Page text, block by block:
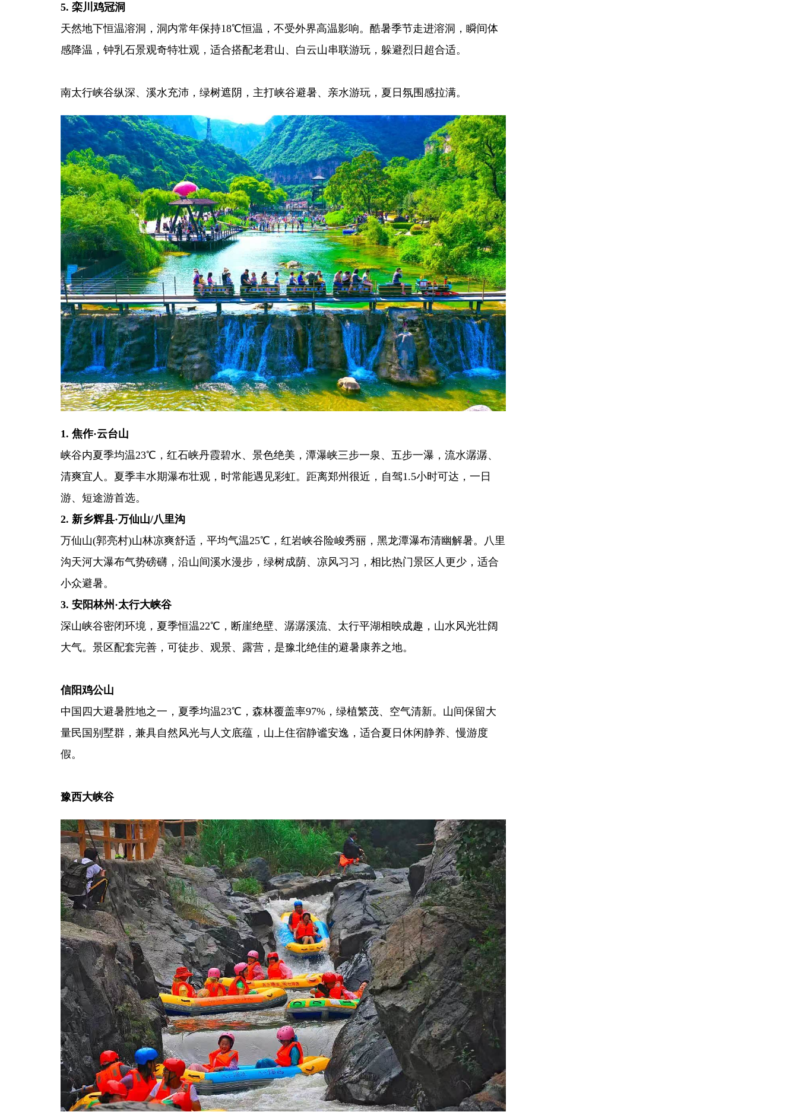
5. 栾川鸡冠洞
天然地下恒温溶洞，洞内常年保持18℃恒温，不受外界高温影响。酷暑季节走进溶洞，瞬间体
感降温，钟乳石景观奇特壮观，适合搭配老君山、白云山串联游玩，躲避烈日超合适。
南太行峡谷纵深、溪水充沛，绿树遮阴，主打峡谷避暑、亲水游玩，夏日氛围感拉满。
1. 焦作·云台山
峡谷内夏季均温23℃，红石峡丹霞碧水、景色绝美，潭瀑峡三步一泉、五步一瀑，流水潺潺、
清爽宜人。夏季丰水期瀑布壮观，时常能遇见彩虹。距离郑州很近，自驾1.5小时可达，一日
游、短途游首选。
2. 新乡辉县·万仙山/八里沟
万仙山(郭亮村)山林凉爽舒适，平均气温25℃，红岩峡谷险峻秀丽，黑龙潭瀑布清幽解暑。八里
沟天河大瀑布气势磅礴，沿山间溪水漫步，绿树成荫、凉风习习，相比热门景区人更少，适合
小众避暑。
3. 安阳林州·太行大峡谷
深山峡谷密闭环境，夏季恒温22℃，断崖绝壁、潺潺溪流、太行平湖相映成趣，山水风光壮阔
大气。景区配套完善，可徒步、观景、露营，是豫北绝佳的避暑康养之地。
信阳鸡公山
中国四大避暑胜地之一，夏季均温23℃，森林覆盖率97%，绿植繁茂、空气清新。山间保留大
量民国别墅群，兼具自然风光与人文底蕴，山上住宿静谧安逸，适合夏日休闲静养、慢游度
假。
豫西大峡谷